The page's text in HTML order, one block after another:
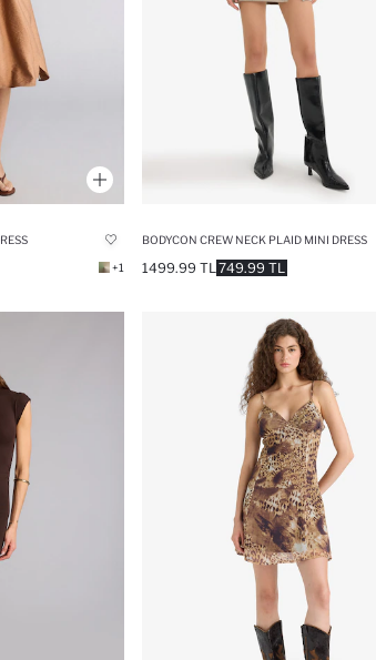
+1
BODYCON CREW NECK PLAID MINI DRESS
749.99 TL
1499.99 TL